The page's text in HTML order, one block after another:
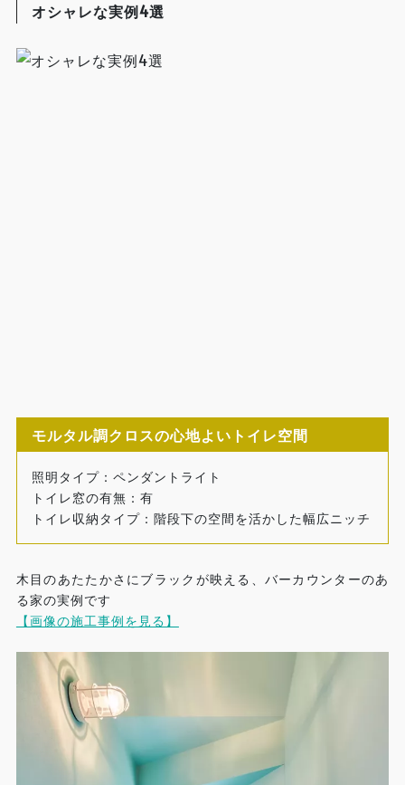
オシャレな実例4選
モルタル調クロスの心地よいトイレ空間
照明タイプ：ペンダントライト
トイレ窓の有無：有
トイレ収納タイプ：階段下の空間を活かした幅広ニッチ
木目のあたたかさにブラックが映える、バーカウンターのあ
る家の実例です
【画像の施工事例を見る】